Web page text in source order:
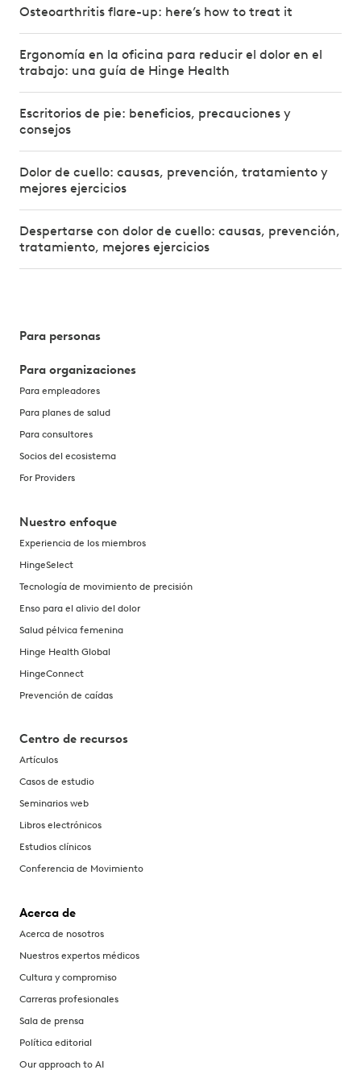
Osteoarthritis flare-up: here’s how to treat it
Ergonomía en la oficina para reducir el dolor en el
trabajo: una guía de Hinge Health
Escritorios de pie: beneficios, precauciones y
consejos
Dolor de cuello: causas, prevención, tratamiento y
mejores ejercicios
Despertarse con dolor de cuello: causas, prevención,
tratamiento, mejores ejercicios
Para personas
Para organizaciones
Para empleadores
Para planes de salud
Para consultores
Socios del ecosistema
For Providers
Nuestro enfoque
Experiencia de los miembros
HingeSelect
Tecnología de movimiento de precisión
Enso para el alivio del dolor
Salud pélvica femenina
Hinge Health Global
HingeConnect
Prevención de caídas
Centro de recursos
Artículos
Casos de estudio
Seminarios web
Libros electrónicos
Estudios clínicos
Conferencia de Movimiento
Acerca de
Acerca de nosotros
Nuestros expertos médicos
Cultura y compromiso
Carreras profesionales
Sala de prensa
Política editorial
Our approach to AI